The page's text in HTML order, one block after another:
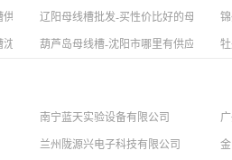
应 辽阳母线槽批发-买性价比好的母线槽，
沈阳市哪里有葫芦岛母线槽-沈阳市哪里有供应优良的
南宁蓝天实验设备有限公司
兰州陇源兴电子科技有限公司